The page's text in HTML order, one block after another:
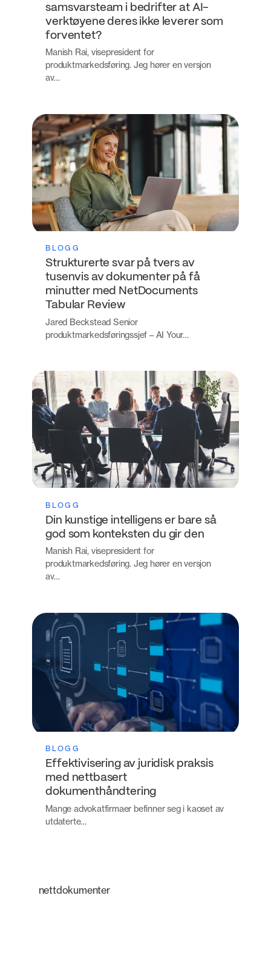
samsvarsteam i bedrifter at AI-
verktøyene deres ikke leverer som
forventet?
Manish Rai, visepresident for
produktmarkedsføring. Jeg hører en versjon
av…
BLOGG
Strukturerte svar på tvers av
tusenvis av dokumenter på få
minutter med NetDocuments
Tabular Review
Jared Beckstead Senior
produktmarkedsføringssjef – AI Your…
BLOGG
Din kunstige intelligens er bare så
god som konteksten du gir den
Manish Rai, visepresident for
produktmarkedsføring. Jeg hører en versjon
av…
BLOGG
Effektivisering av juridisk praksis
med nettbasert
dokumenthåndtering
Mange advokatfirmaer befinner seg i kaoset av
utdaterte…
nettdokumenter